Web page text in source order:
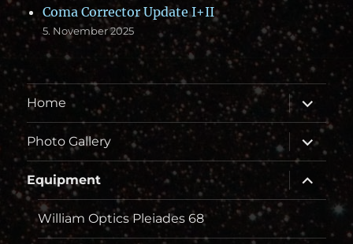
Coma Corrector Update I+II
5. November 2025
Home
öffnen
Photo Gallery
öffnen
Equipment
öffnen
William Optics Pleiades 68